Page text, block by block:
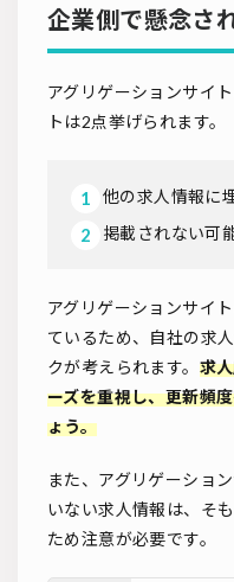
企業側で懸念さ
アグリゲーションサイ
トは2点挙げられます。
他の求人情報に
掲載されない可
アグリゲーションサイ
ているため、自社の求
クが考えられます。 求
ーズを重視し、更新頻
ょう。
また、アグリゲーショ
いない求人情報は、そ
ため注意が必要です。